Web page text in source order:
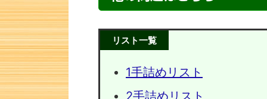
リスト一覧
1手詰めリスト
2手詰めリスト